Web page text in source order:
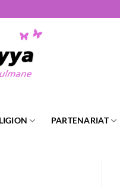
PARTENARIAT